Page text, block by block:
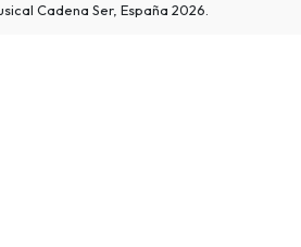
Cadena Ser, España 2026.